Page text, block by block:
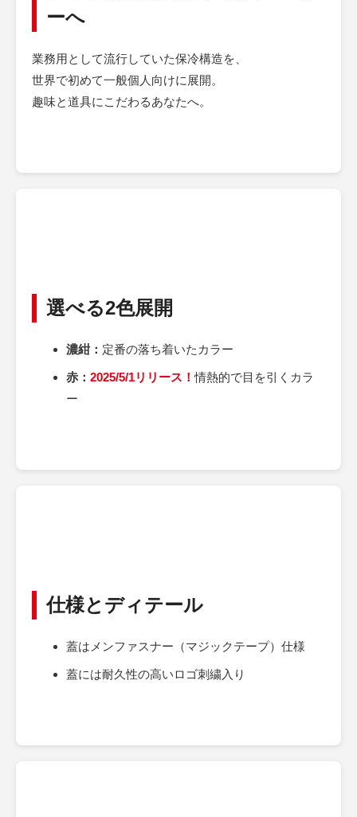
ーへ
業務用として流行していた保冷構造を、
世界で初めて一般個人向けに展開。
趣味と道具にこだわるあなたへ。
選べる2色展開
濃紺： 定番の落ち着いたカラー
赤： 2025/5/1リリース！情熱的で目を引くカラ
ー
仕様とディテール
蓋はメンファスナー（マジックテープ）仕様
蓋には耐久性の高いロゴ刺繍入り